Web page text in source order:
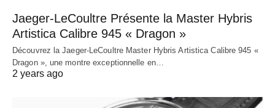
Jaeger-LeCoultre Présente la Master Hybris
Artistica Calibre 945 « Dragon »
Découvrez la Jaeger-LeCoultre Master Hybris Artistica Calibre 945 «
Dragon », une montre exceptionnelle en…
2 years ago